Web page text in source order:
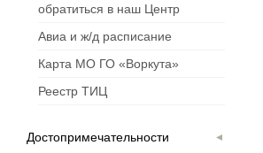
обратиться в наш Центр
Авиа и ж/д расписание
Карта МО ГО «Воркута»
Реестр ТИЦ
Достопримечательности